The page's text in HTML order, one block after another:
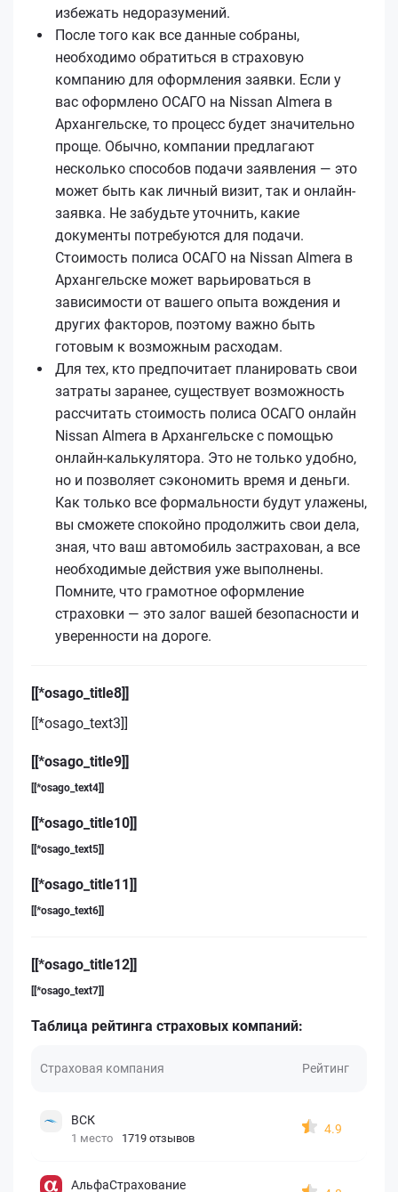
избежать недоразумений.
После того как все данные собраны,
необходимо обратиться в страховую
компанию для оформления заявки. Если у
вас оформлено ОСАГО на Nissan Almera в
Архангельске, то процесс будет значительно
проще. Обычно, компании предлагают
несколько способов подачи заявления — это
может быть как личный визит, так и онлайн-
заявка. Не забудьте уточнить, какие
документы потребуются для подачи.
Стоимость полиса ОСАГО на Nissan Almera в
Архангельске может варьироваться в
зависимости от вашего опыта вождения и
других факторов, поэтому важно быть
готовым к возможным расходам.
Для тех, кто предпочитает планировать свои
затраты заранее, существует возможность
рассчитать стоимость полиса ОСАГО онлайн
Nissan Almera в Архангельске с помощью
онлайн-калькулятора. Это не только удобно,
но и позволяет сэкономить время и деньги.
Как только все формальности будут улажены,
вы сможете спокойно продолжить свои дела,
зная, что ваш автомобиль застрахован, а все
необходимые действия уже выполнены.
Помните, что грамотное оформление
страховки — это залог вашей безопасности и
уверенности на дороге.
[[*osago_title8]]
[[*osago_text3]]
[[*osago_title9]]
[[*osago_text4]]
[[*osago_title10]]
[[*osago_text5]]
[[*osago_title11]]
[[*osago_text6]]
[[*osago_title12]]
[[*osago_text7]]
Таблица рейтинга страховых компаний:
Страховая компания Рейтинг
ВСК
1 место 1719 отзывов
4.9
АльфаСтрахование